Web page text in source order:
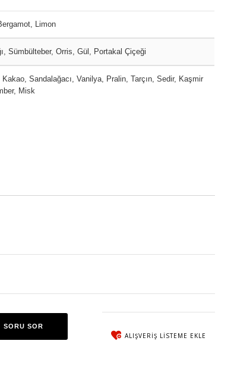
Limon
Sümbülteber, Orris, Gül, Portakal Çiçeği
Sandalağacı, Vanilya, Pralin, Tarçın, Sedir, Kaşmir
Misk
SORU SOR
ALIŞVERIŞ LISTEME EKLE